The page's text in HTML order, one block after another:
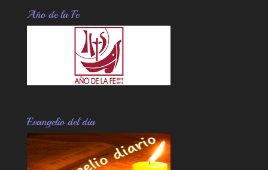
Año de la Fe
Evangelio del dia